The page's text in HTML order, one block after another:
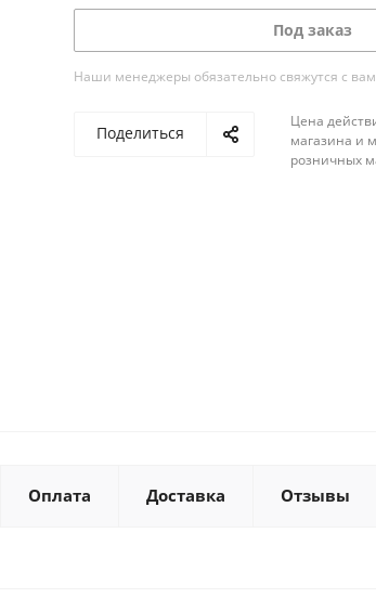
Под заказ
Наши менеджеры обязательно свяжутся с
Поделиться
Цена
магазина и
розничных
Оплата Доставка Отзывы